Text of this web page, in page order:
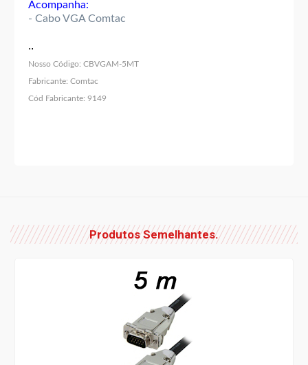
Acompanha:
- Cabo VGA Comtac
..
Nosso Código: CBVGAM-5MT
Fabricante: Comtac
Cód Fabricante: 9149
Produtos Semelhantes.